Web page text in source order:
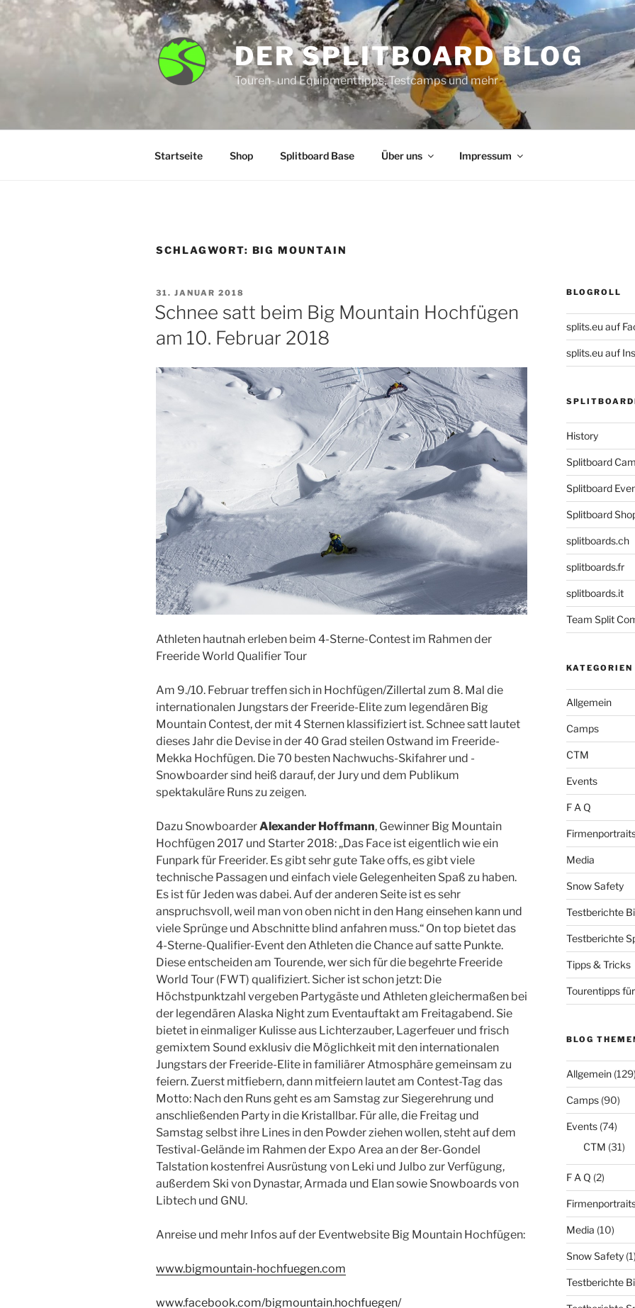
Zum
Inhalt
DER SPLITBOARD BLOG
Touren- und Equipmenttipps, Testcamps und mehr
Startseite Shop Splitboard Base Über uns Impressum
SCHLAGWORT: BIG MOUNTAIN
VERÖFFENTLICHT
AM
31. JANUAR 2018
Schnee satt beim Big Mountain Hochfügen
am 10. Februar 2018
Athleten hautnah erleben beim 4-Sterne-Contest im Rahmen der
Freeride World Qualifier Tour
Am 9./10. Februar treffen sich in Hochfügen/Zillertal zum 8. Mal die
internationalen Jungstars der Freeride-Elite zum legendären Big
Mountain Contest, der mit 4 Sternen klassifiziert ist. Schnee satt lautet
dieses Jahr die Devise in der 40 Grad steilen Ostwand im Freeride-
Mekka Hochfügen. Die 70 besten Nachwuchs-Skifahrer und -
Snowboarder sind heiß darauf, der Jury und dem Publikum
spektakuläre Runs zu zeigen.
Dazu SnowboarderAlexander Hoffmann, Gewinner Big Mountain
Hochfügen 2017 und Starter 2018: „Das Face ist eigentlich wie ein
Funpark für Freerider. Es gibt sehr gute Take offs, es gibt viele
technische Passagen und einfach viele Gelegenheiten Spaß zu haben.
Es ist für Jeden was dabei. Auf der anderen Seite ist es sehr
anspruchsvoll, weil man von oben nicht in den Hang einsehen kann und
viele Sprünge und Abschnitte blind anfahren muss.“ On top bietet das
4-Sterne-Qualifier-Event den Athleten die Chance auf satte Punkte.
Diese entscheiden am Tourende, wer sich für die begehrte Freeride
World Tour (FWT) qualifiziert. Sicher ist schon jetzt: Die
Höchstpunktzahl vergeben Partygäste und Athleten gleichermaßen bei
der legendären Alaska Night zum Eventauftakt am Freitagabend. Sie
bietet in einmaliger Kulisse aus Lichterzauber, Lagerfeuer und frisch
gemixtem Sound exklusiv die Möglichkeit mit den internationalen
Jungstars der Freeride-Elite in familiärer Atmosphäre gemeinsam zu
feiern. Zuerst mitfiebern, dann mitfeiern lautet am Contest-Tag das
Motto: Nach den Runs geht es am Samstag zur Siegerehrung und
anschließenden Party in die Kristallbar. Für alle, die Freitag und
Samstag selbst ihre Lines in den Powder ziehen wollen, steht auf dem
Testival-Gelände im Rahmen der Expo Area an der 8er-Gondel
Talstation kostenfrei Ausrüstung von Leki und Julbo zur Verfügung,
außerdem Ski von Dynastar, Armada und Elan sowie Snowboards von
Libtech und GNU.
Anreise und mehr Infos auf der Eventwebsite Big Mountain Hochfügen:
www.bigmountain-hochfuegen.com
www.facebook.com/bigmountain.hochfuegen/
BLOGROLL
splits.eu auf
splits.eu auf
History
Splitboard
Splitboard
Splitboard
splitboards.ch
splitboards.fr
splitboards.it
Team Split
KATEGORIEN
Allgemein
Camps
CTM
Events
F A Q
Media
Snow Safety
Testberichte
Testberichte
Tipps & Tricks
Tourentipps
BLOG
Allgemein(129)
Camps(90)
Events(74)
CTM (31)
F A Q (2)
Media (10)
Snow Safety(1)
Testberichte